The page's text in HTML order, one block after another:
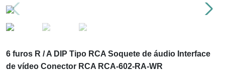
6 furos R / A DIP Tipo RCA Soquete de áudio Interface
de vídeo Conector RCA RCA-602-RA-WR